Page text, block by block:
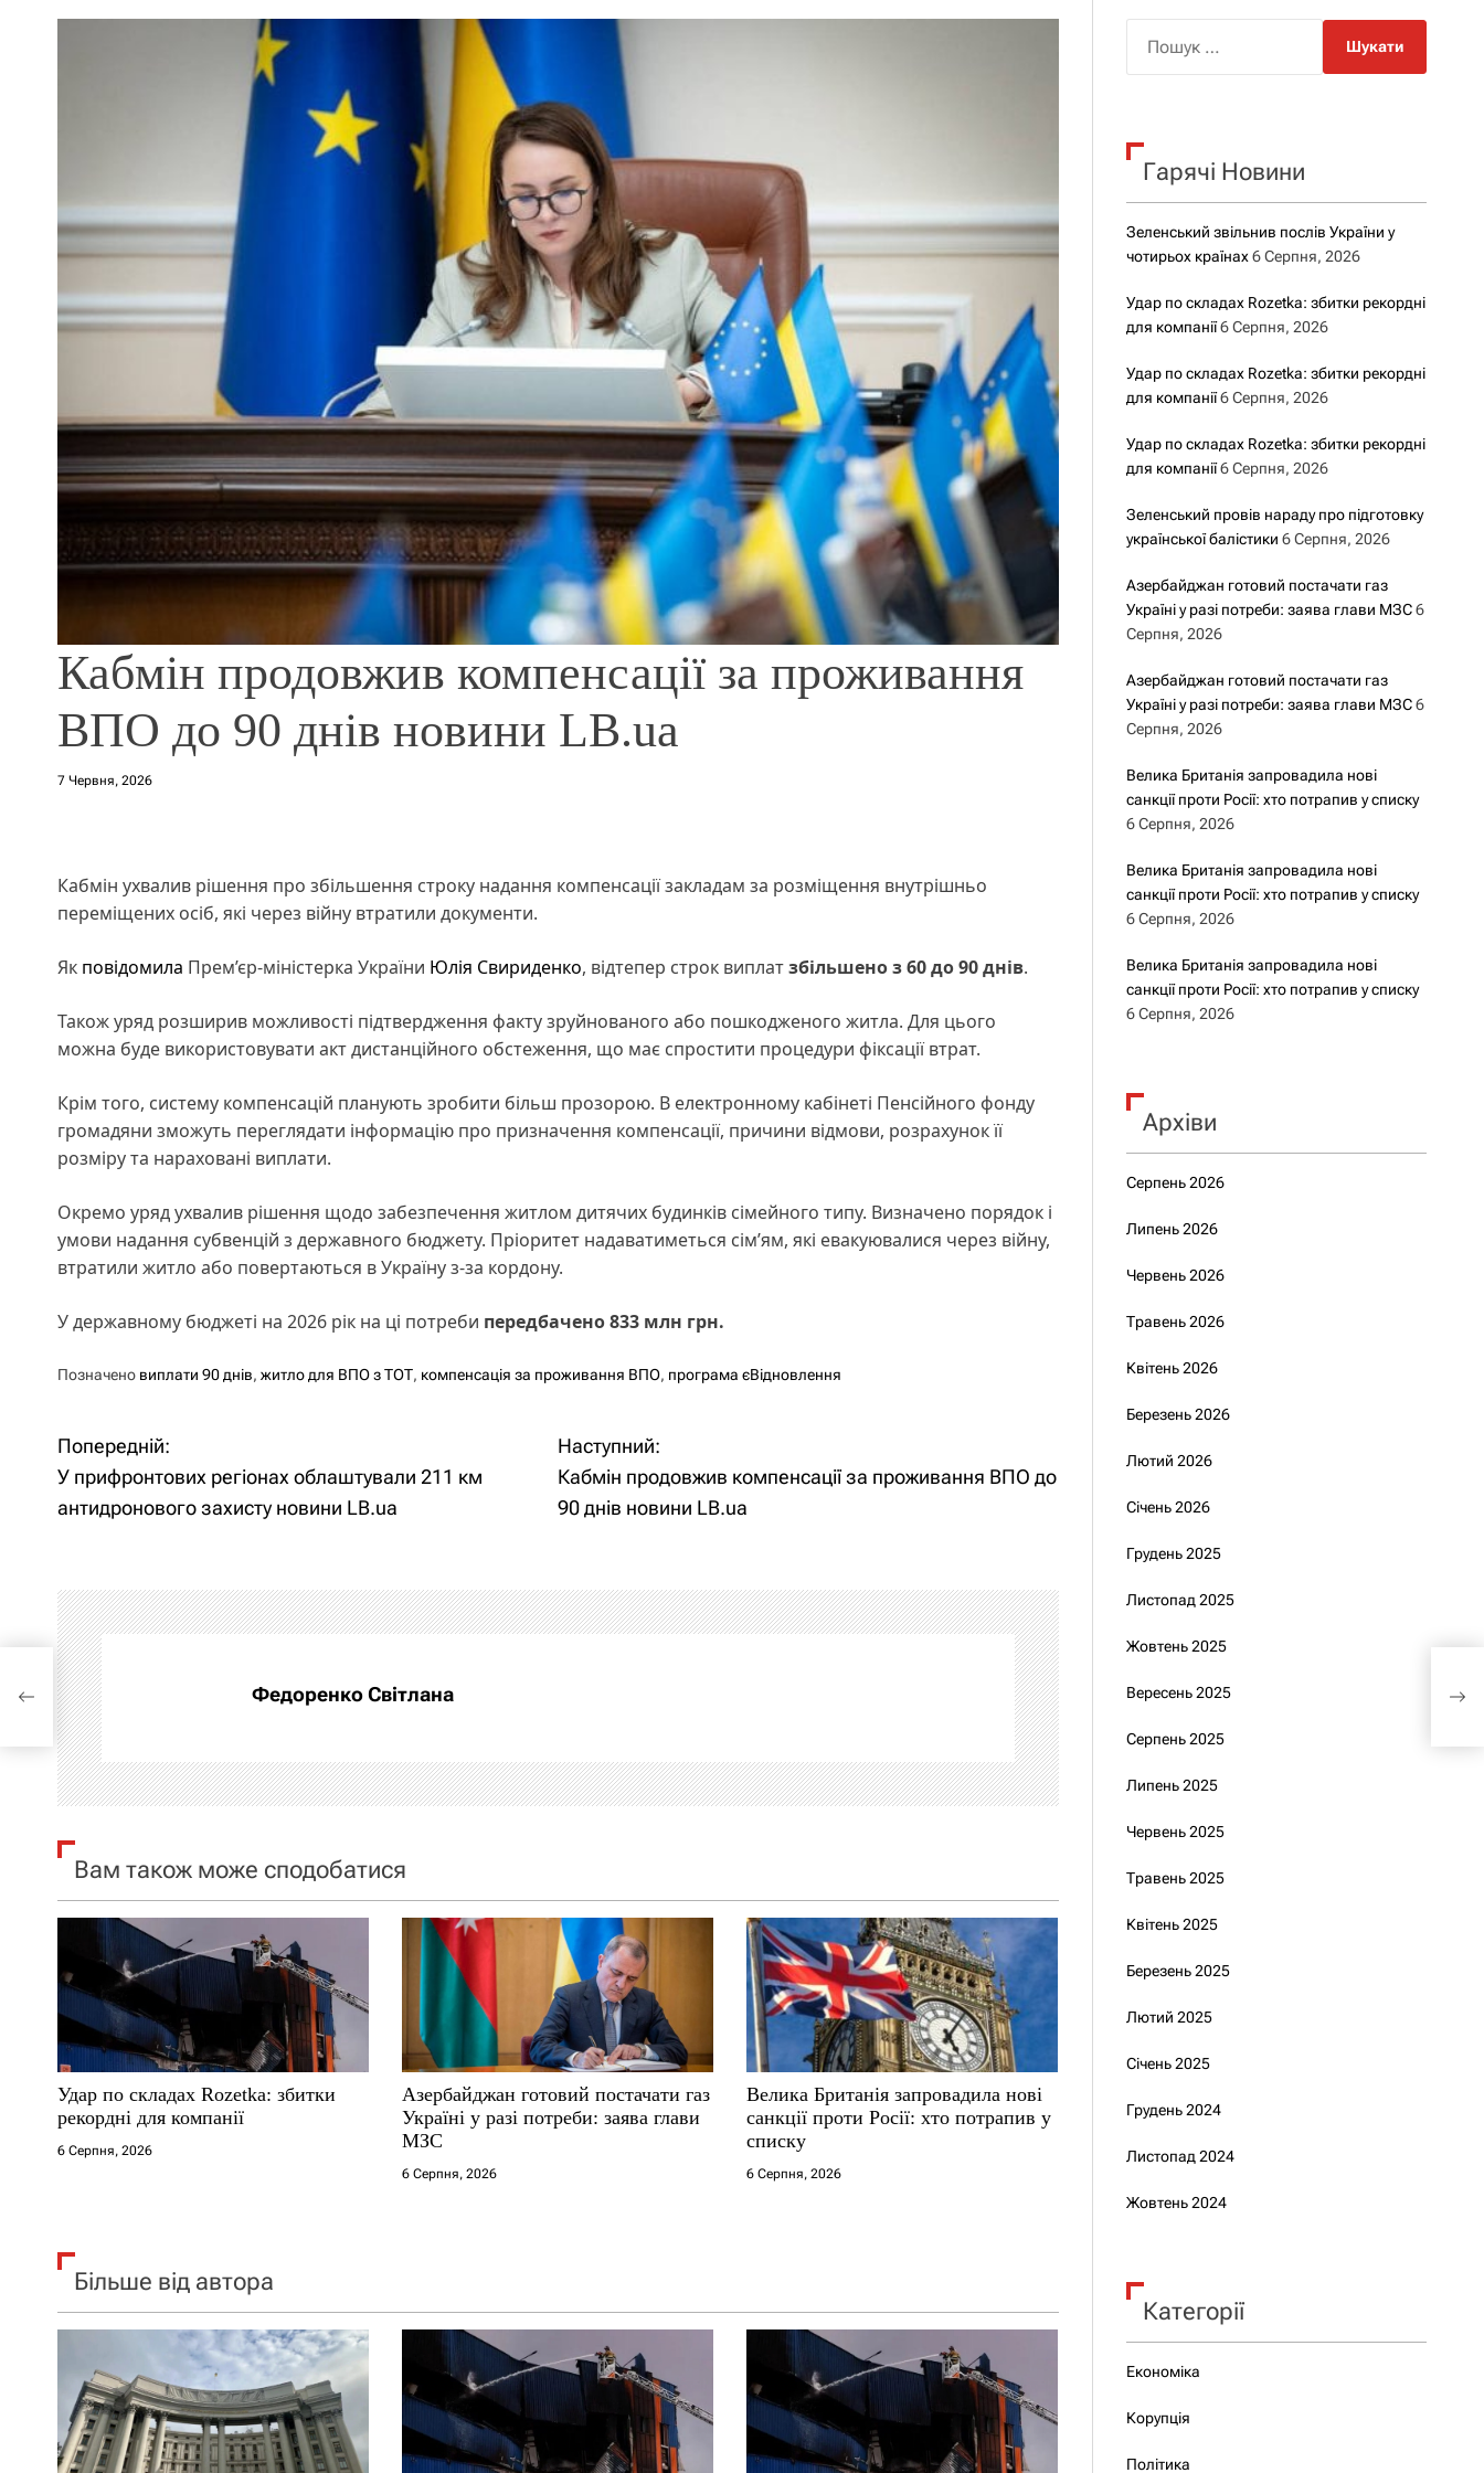
р
о
у
Кабмін продовжив компенсації за проживання
ВПО до 90 днів новини LB.ua
7 Червня, 2026
Кабмін ухвалив рішення про збільшення строку надання компенсації закладам за розміщення внутрішньо
переміщених осіб, які через війну втратили документи.
Як повідомила Прем’єр-міністерка України Юлія Свириденко, відтепер строк виплатзбільшено з 60 до 90 днів.
Також уряд розширив можливості підтвердження факту зруйнованого або пошкодженого житла. Для цього
можна буде використовувати акт дистанційного обстеження, що має спростити процедури фіксації втрат.
Крім того, систему компенсацій планують зробити більш прозорою. В електронному кабінеті Пенсійного фонду
громадяни зможуть переглядати інформацію про призначення компенсації, причини відмови, розрахунок її
розміру та нараховані виплати.
Окремо уряд ухвалив рішення щодо забезпечення житлом дитячих будинків сімейного типу. Визначено порядок і
умови надання субвенцій з державного бюджету. Пріоритет надаватиметься сім’ям, які евакуювалися через війну,
втратили житло або повертаються в Україну з-за кордону.
У державному бюджеті на 2026 рік на ці потреби передбачено 833 млн грн.
Позначено виплати 90 днів, житло для ВПО з ТОТ, компенсація за проживання ВПО, програма єВідновлення
Н
а
і
г
а
ц
і
я
а
п
и
с
і
в
Попередній:
У прифронтових регіонах облаштували 211 км
антидронового захисту новини LB.ua
Наступний:
Кабмін продовжив компенсації за проживання ВПО до
90 днів новини LB.ua
Федоренко Світлана
Вам також може сподобатися
Удар по складах Rozetka: збитки
рекордні для компанії
6 Серпня, 2026
Азербайджан готовий постачати газ
Україні у разі потреби: заява глави
МЗС
6 Серпня, 2026
Велика Британія запровадила нові
санкції проти Росії: хто потрапив у
списку
6 Серпня, 2026
Більше від автора
к
Гарячі Новини
Зеленський звільнив послів України у
чотирьох країнах 6 Серпня, 2026
Удар по складах Rozetka: збитки рекордні
для компанії 6 Серпня, 2026
Удар по складах Rozetka: збитки рекордні
для компанії 6 Серпня, 2026
Удар по складах Rozetka: збитки рекордні
для компанії 6 Серпня, 2026
Зеленський провів нараду про підготовку
української балістики 6 Серпня, 2026
Азербайджан готовий постачати газ
Україні у разі потреби: заява глави МЗС 6
Серпня, 2026
Азербайджан готовий постачати газ
Україні у разі потреби: заява глави МЗС 6
Серпня, 2026
Велика Британія запровадила нові
санкції проти Росії: хто потрапив у списку
6 Серпня, 2026
Велика Британія запровадила нові
санкції проти Росії: хто потрапив у списку
6 Серпня, 2026
Велика Британія запровадила нові
санкції проти Росії: хто потрапив у списку
6 Серпня, 2026
Архіви
Серпень 2026
Липень 2026
Червень 2026
Травень 2026
Квітень 2026
Березень 2026
Лютий 2026
Січень 2026
Грудень 2025
Листопад 2025
Жовтень 2025
Вересень 2025
Серпень 2025
Липень 2025
Червень 2025
Травень 2025
Квітень 2025
Березень 2025
Лютий 2025
Січень 2025
Грудень 2024
Листопад 2024
Жовтень 2024
Категорії
Економіка
Корупція
Політика